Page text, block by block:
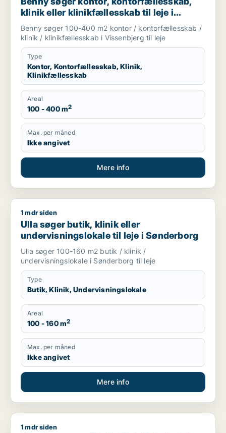
klinik eller klinikfællesskab til leje i
Vissenbjerg
Benny søger 100-400 m2 kontor / kontorfællesskab /
klinik / klinikfællesskab i Vissenbjerg til leje
Type
Kontor, Kontorfællesskab, Klinik,
Klinikfællesskab
Areal
100 - 400 m2
Max. per måned
Ikke angivet
Mere info
Ulla søger butik, klinik eller undervisningslokale til leje i
1 mdr siden
Ulla søger butik, klinik eller
undervisningslokale til leje i Sønderborg
Ulla søger 100-160 m2 butik / klinik /
undervisningslokale i Sønderborg til leje
Type
Butik, Klinik, Undervisningslokale
Areal
100 - 160 m2
Max. per måned
Ikke angivet
Mere info
Claudine søger klinik til leje i Fredericia
1 mdr siden